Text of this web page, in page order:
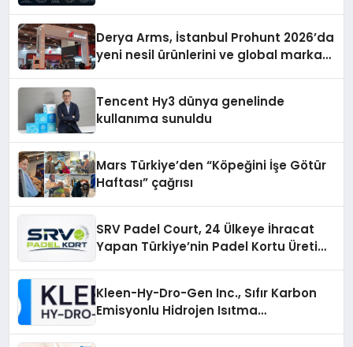
Derya Arms, İstanbul Prohunt 2026’da
yeni nesil ürünlerini ve global marka
Tencent Hy3 dünya genelinde
kullanıma sunuldu
Mars Türkiye’den “Köpeğini İşe Götür
Haftası” çağrısı
SRV Padel Court, 24 Ülkeye İhracat
Yapan Türkiye’nin Padel Kortu Üretim
Kleen-Hy-Dro-Gen Inc., Sıfır Karbon
Emisyonlu Hidrojen Isıtma